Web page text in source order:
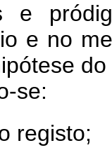
e
e no
se:
registo;